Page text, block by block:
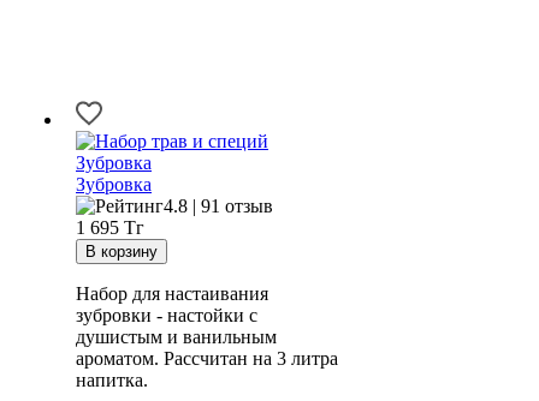
Зубровка
4.8 | 91 отзыв
1 695 Тг
Набор для настаивания
зубровки - настойки с
душистым и ванильным
ароматом. Рассчитан на 3 литра
напитка.